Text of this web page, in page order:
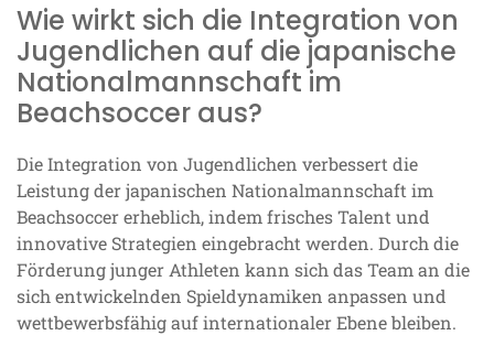
Wie wirkt sich die Integration von
Jugendlichen auf die japanische
Nationalmannschaft im
Beachsoccer aus?
Die Integration von Jugendlichen verbessert die
Leistung der japanischen Nationalmannschaft im
Beachsoccer erheblich, indem frisches Talent und
innovative Strategien eingebracht werden. Durch die
Förderung junger Athleten kann sich das Team an die
sich entwickelnden Spieldynamiken anpassen und
wettbewerbsfähig auf internationaler Ebene bleiben.